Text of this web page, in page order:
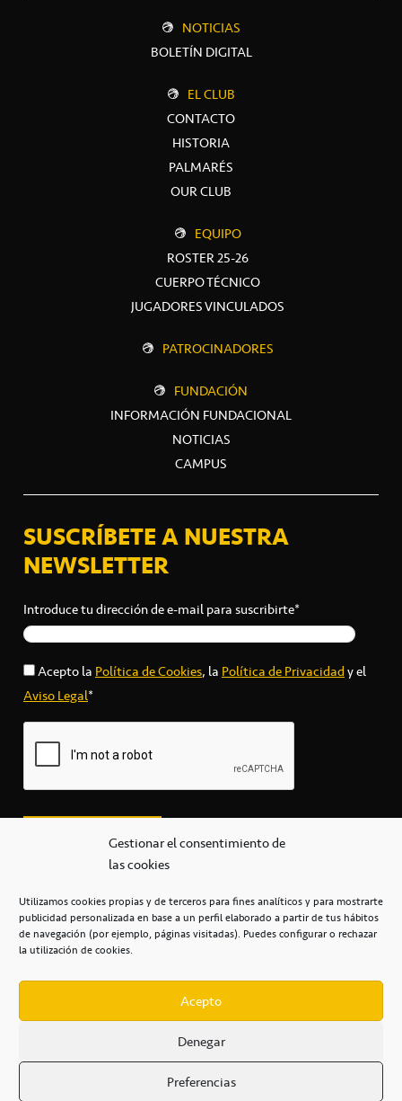
Gestionar el consentimiento de
las cookies
Utilizamos cookies propias y de terceros para fines analíticos y para mostrarte
publicidad personalizada en base a un perfil elaborado a partir de tus hábitos
de navegación (por ejemplo, páginas visitadas). Puedes configurar o rechazar
la utilización de cookies.
Acepto
Denegar
Preferencias
NOTICIAS
BOLETÍN DIGITAL
EL CLUB
CONTACTO
HISTORIA
PALMARÉS
OUR CLUB
EQUIPO
ROSTER 25-26
CUERPO TÉCNICO
JUGADORES VINCULADOS
PATROCINADORES
FUNDACIÓN
INFORMACIÓN FUNDACIONAL
NOTICIAS
CAMPUS
SUSCRÍBETE A NUESTRA
NEWSLETTER
Introduce tu dirección de e-mail para suscribirte*
Acepto laPolítica de Cookies, laPolítica de Privacidady el
Aviso Legal*
secretaria@cbcanarias.es
+34 922 253 684
Casa del Deporte / 38108 – La Laguna
POLÍTICA DE PRIVACIDAD / POLÍTICA DE COOKIES /
AVISO LEGAL / CONDICIONES